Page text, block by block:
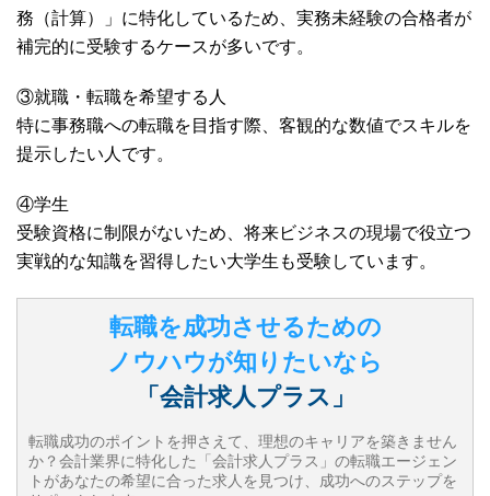
務（計算）」に特化しているため、実務未経験の合格者が
補完的に受験するケースが多いです。
③就職・転職を希望する人
特に事務職への転職を目指す際、客観的な数値でスキルを
提示したい人です。
④学生
受験資格に制限がないため、将来ビジネスの現場で役立つ
実戦的な知識を習得したい大学生も受験しています。
転職を成功させるための
ノウハウが知りたいなら
「会計求人プラス」
転職成功のポイントを押さえて、理想のキャリアを築きません
か？会計業界に特化した「会計求人プラス」の転職エージェン
トがあなたの希望に合った求人を見つけ、成功へのステップを